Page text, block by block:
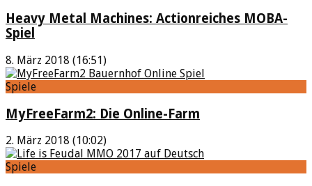
Heavy Metal Machines: Actionreiches MOBA-
Spiel
8. März 2018 (16:51)
Spiele
MyFreeFarm2: Die Online-Farm
2. März 2018 (10:02)
Spiele